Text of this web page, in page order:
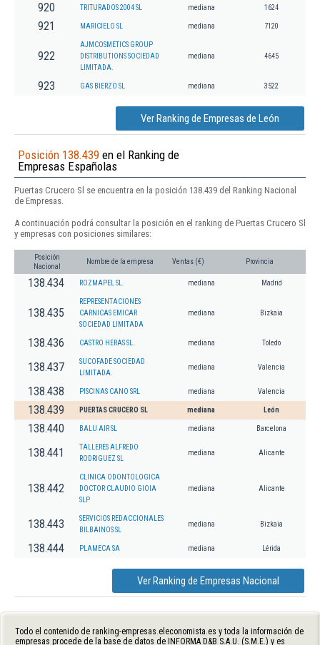
920 TRITURADOS 2004 SL mediana 1624
921 MARICIELO SL mediana 7120
922
AJMCOSMETICS GROUP
DISTRIBUTIONS SOCIEDAD
LIMITADA.
mediana 4645
923 GAS BIERZO SL mediana 3522
Ver Ranking de Empresas de León
Posición 138.439 en el Ranking de
Empresas Españolas
Puertas Crucero Sl se encuentra en la posición 138.439 del Ranking Nacional
de Empresas.
A continuación podrá consultar la posición en el ranking de Puertas Crucero Sl
y empresas con posiciones similares:
Posición
Nacional
Nombre de la empresa Ventas (€) Provincia
138.434 ROZMAPEL SL. mediana Madrid
138.435
REPRESENTACIONES
CARNICAS EMICAR
SOCIEDAD LIMITADA
mediana Bizkaia
138.436 CASTRO HERAS SL. mediana Toledo
138.437
SUCOFADE SOCIEDAD
LIMITADA.
mediana Valencia
138.438 PISCINAS CANO SRL mediana Valencia
138.439 PUERTAS CRUCERO SL mediana León
138.440 BALU AIR SL mediana Barcelona
138.441
TALLERES ALFREDO
RODRIGUEZ SL
mediana Alicante
138.442
CLINICA ODONTOLOGICA
DOCTOR CLAUDIO GIOIA
SLP
mediana Alicante
138.443
SERVICIOS REDACCIONALES
BILBAINOS SL
mediana Bizkaia
138.444 PLAMECA SA mediana Lérida
Ver Ranking de Empresas Nacional
Todo el contenido de ranking-empresas.eleconomista.es y toda la información de
empresas procede de la base de datos de INFORMA D&B S.A.U. (S.M.E.) y es